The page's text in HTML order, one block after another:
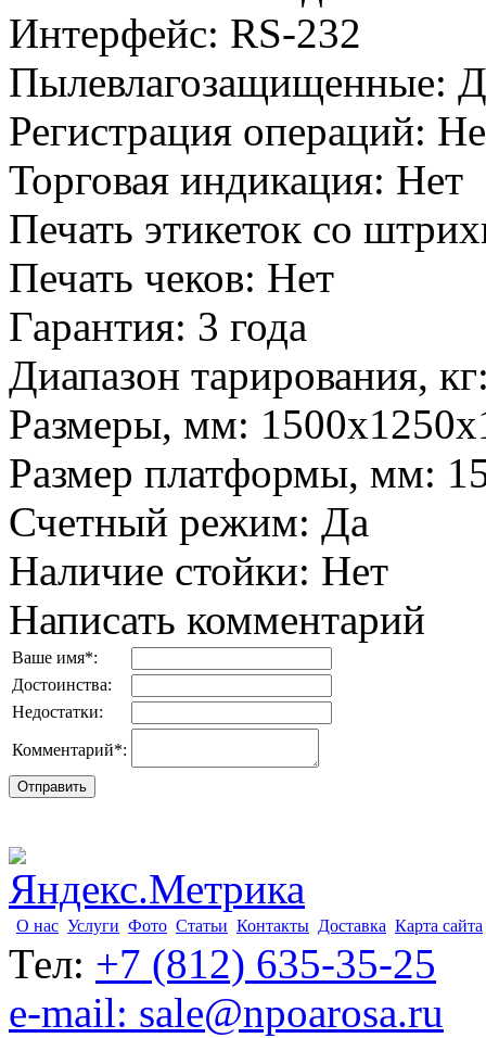
Интерфейс: RS-232
Пылевлагозащищенные:
Регистрация операций:
Торговая индикация: Нет
Печать этикеток со
Печать чеков: Нет
Гарантия: 3 года
Диапазон тарирования, кг
Размеры, мм:
Размер платформы, мм:
Счетный режим: Да
Наличие стойки: Нет
Написать комментарий
Ваше имя*:
Достоинства:
Недостатки:
Комментарий*:
О нас Услуги Фото Статьи Контакты Доставка Карта сайта
Тел: +7 (812) 635-35-25
e-mail: sale@npoarosa.ru